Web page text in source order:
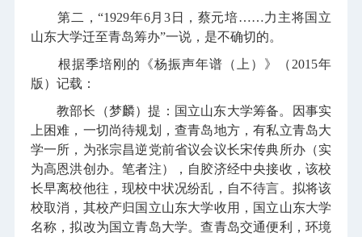
第二，“1929年6月3日，蔡元培……力主将国立
山东大学迁至青岛筹办”一说，是不确切的。
根据季培刚的《杨振声年谱（上）》（2015年
版）记载：
教部长（梦麟）提：国立山东大学筹备。因事实
上困难，一切尚待规划，查青岛地方，有私立青岛大
学一所，为张宗昌逆党前省议会议长宋传典所办（实
为高恩洪创办。笔者注），自胶济经中央接收，该校
长早离校他往，现校中状况纷乱，自不待言。拟将该
校取消，其校产归国立山东大学收用，国立山东大学
名称，拟改为国立青岛大学。查青岛交通便利，环境